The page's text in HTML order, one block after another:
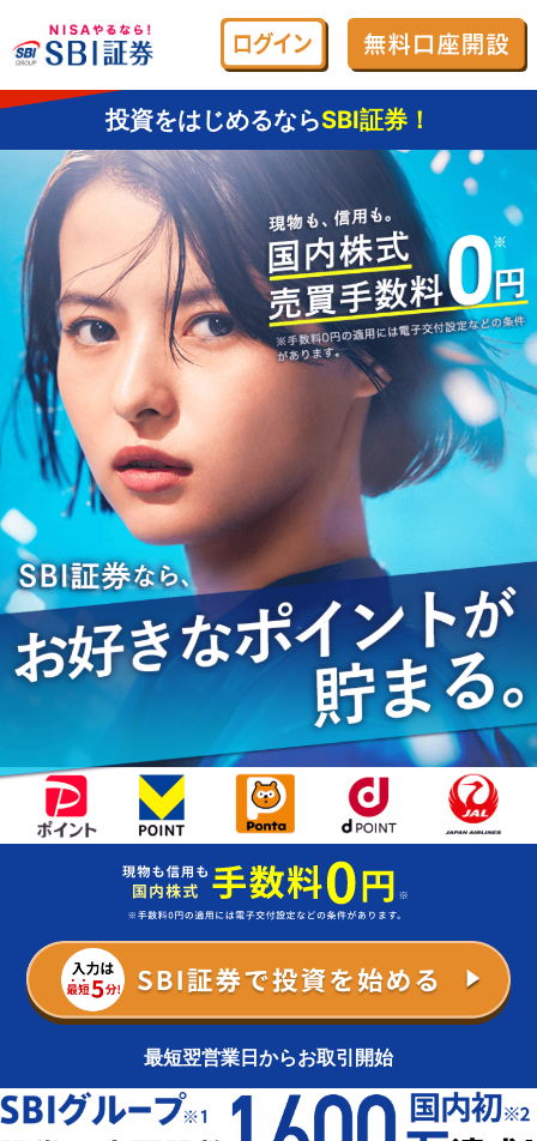
投資をはじめるならSBI証券！
最短翌営業日からお取引開始